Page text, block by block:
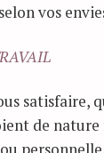
vos
satisfaire,
de